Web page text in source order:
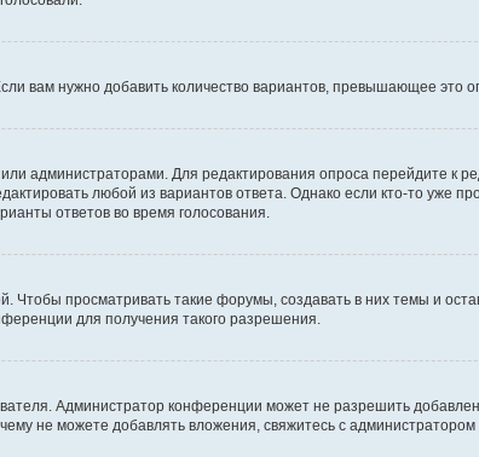
вам нужно добавить количество вариантов, превышающее это
администраторами. Для редактирования опроса перейдите к
любой из вариантов ответа. Однако если кто-то уже
ответов во время голосования.
просматривать такие форумы, создавать в них темы и
для получения такого разрешения.
Администратор конференции может не разрешить
не можете добавлять вложения, свяжитесь с